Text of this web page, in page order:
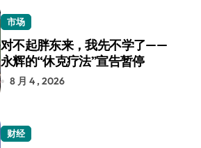
市场
对不起胖东来，我先不学了——
永辉的“休克疗法”宣告暂停
8 月 4 , 2026
财经